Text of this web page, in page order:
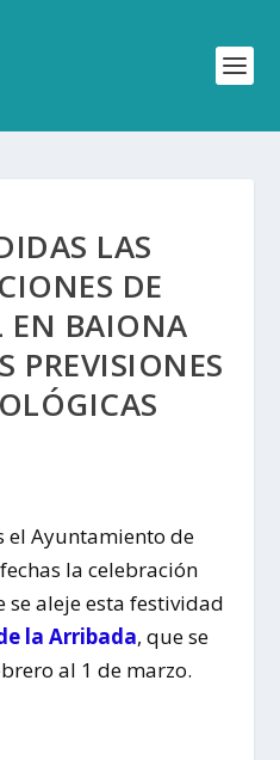
LAS
DE
EN BAIONA
PREVISIONES
el Ayuntamiento de
la celebración
se aleje esta festividad
la Arribada, que se
al 1 de marzo.